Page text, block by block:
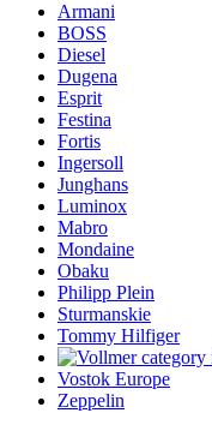
Armani
BOSS
Diesel
Dugena
Esprit
Festina
Fortis
Ingersoll
Junghans
Luminox
Mabro
Mondaine
Obaku
Philipp Plein
Sturmanskie
Tommy Hilfiger
Vostok Europe
Zeppelin